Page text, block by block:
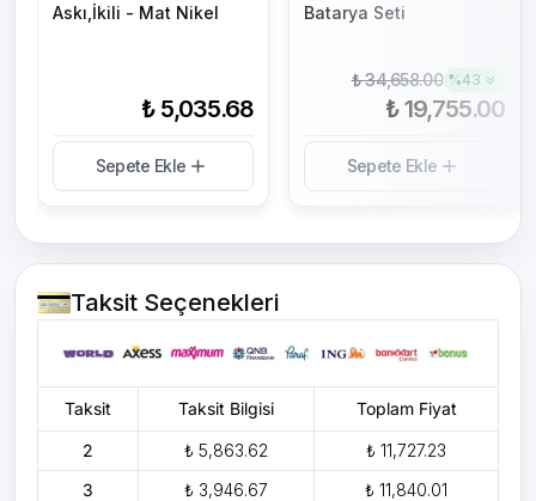
Askı,İkili - Mat Nikel
₺ 5,035.68
Sepete Ekle
Batarya Seti
₺ 34,658.00 %43
₺ 19,755.00
Sepete Ekle
Taksit Seçenekleri
Taksit Taksit Bilgisi Toplam Fiyat
2 ₺ 5,863.62
₺ 11,727.23
3
₺ 3,946.67
₺ 11,840.01